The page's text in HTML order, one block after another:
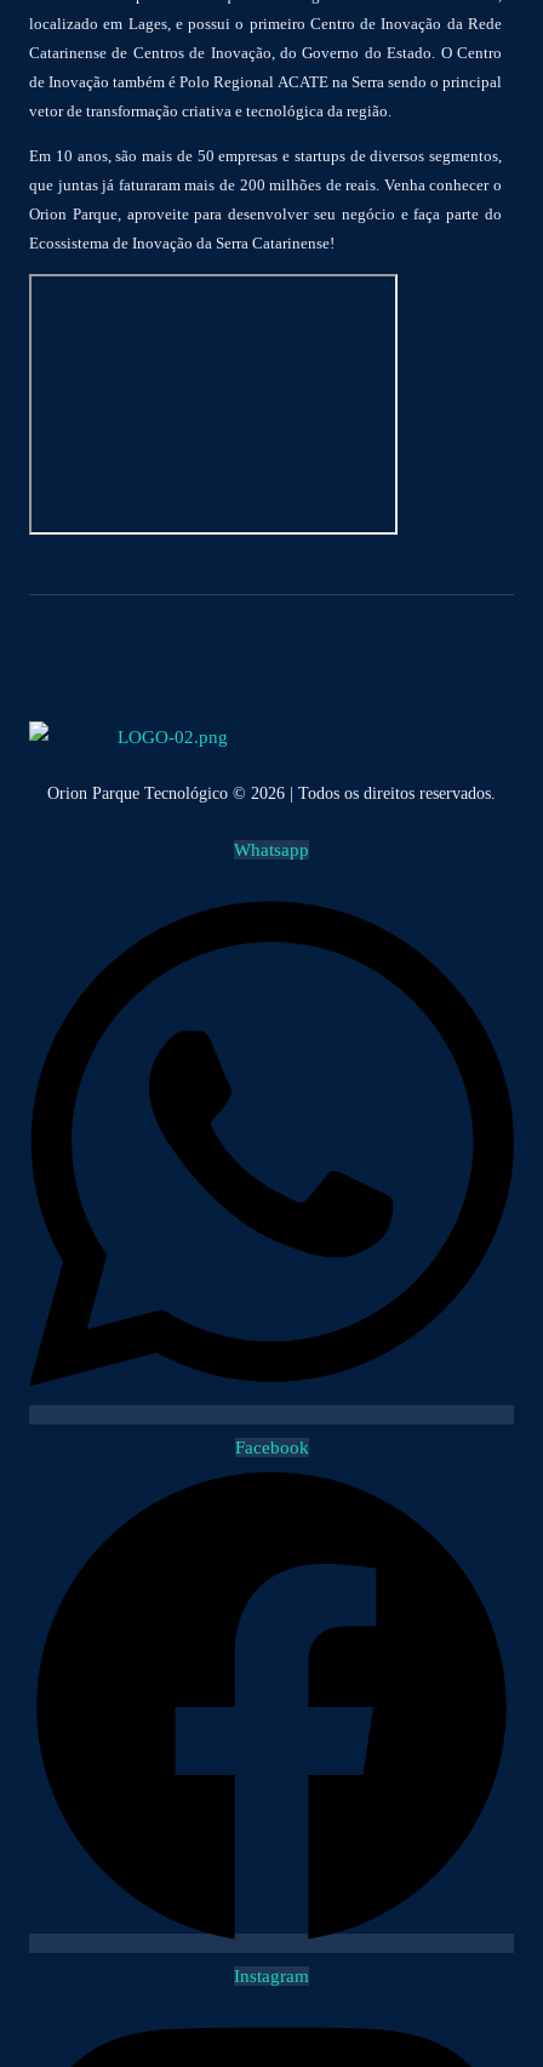
localizado em Lages, e possui o primeiro Centro de Inovação da Rede
Catarinense de Centros de Inovação, do Governo do Estado. O Centro
de Inovação também é Polo Regional ACATE na Serra sendo o principal
vetor de transformação criativa e tecnológica da região.
Em 10 anos, são mais de 50 empresas e startups de diversos segmentos,
que juntas já faturaram mais de 200 milhões de reais. Venha conhecer o
Orion Parque, aproveite para desenvolver seu negócio e faça parte do
Ecossistema de Inovação da Serra Catarinense!
Orion Parque Tecnológico © 2026 | Todos os direitos reservados.
Whatsapp
Facebook
Instagram